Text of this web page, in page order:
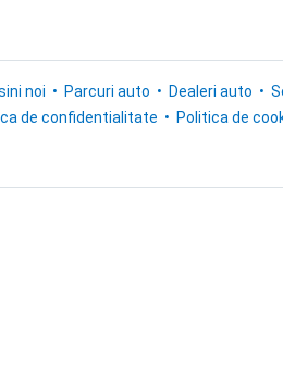
noi Parcuri auto Dealeri auto
de confidentialitate Politica de